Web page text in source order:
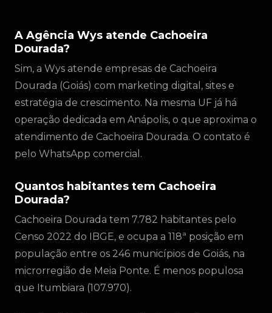
A Agência Wys atende Cachoeira
Dourada?
Sim, a Wys atende empresas de Cachoeira
Dourada (Goiás) com marketing digital, sites e
estratégia de crescimento. Na mesma UF já há
operação dedicada em Anápolis, o que aproxima o
atendimento de Cachoeira Dourada. O contato é
pelo WhatsApp comercial.
Quantos habitantes tem Cachoeira
Dourada?
Cachoeira Dourada tem 7.782 habitantes pelo
Censo 2022 do IBGE, e ocupa a 118ª posição em
população entre os 246 municípios de Goiás, na
microrregião de Meia Ponte. É menos populosa
que Itumbiara (107.970).